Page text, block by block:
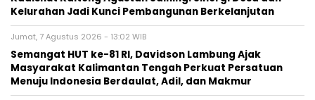
Kelurahan Jadi Kunci Pembangunan Berkelanjutan
Jumat, 7 Agustus 2026 - 13:02 WIB
Semangat HUT ke-81 RI, Davidson Lambung Ajak
Masyarakat Kalimantan Tengah Perkuat Persatuan
Menuju Indonesia Berdaulat, Adil, dan Makmur